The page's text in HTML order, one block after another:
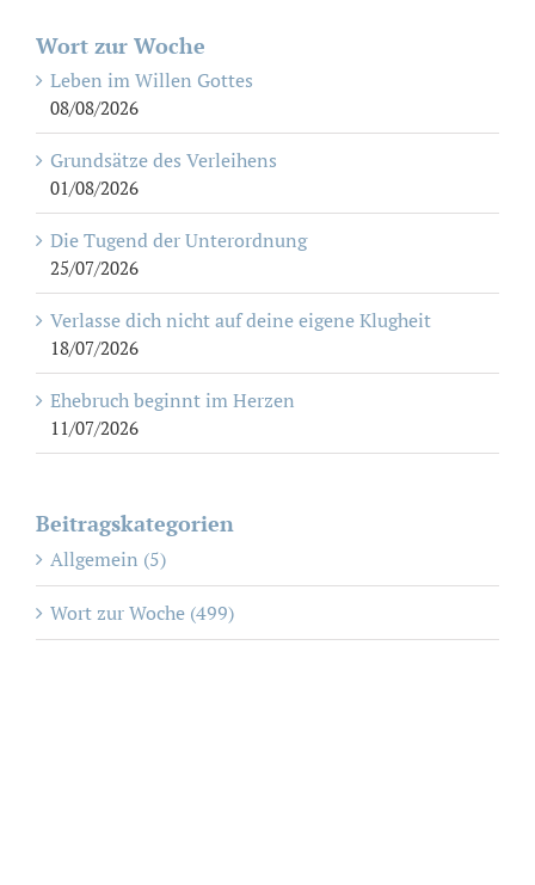
Wort zur Woche
Leben im Willen Gottes
08/08/2026
Grundsätze des Verleihens
01/08/2026
Die Tugend der Unterordnung
25/07/2026
Verlasse dich nicht auf deine eigene Klugheit
18/07/2026
Ehebruch beginnt im Herzen
11/07/2026
Beitragskategorien
Allgemein (5)
Wort zur Woche (499)